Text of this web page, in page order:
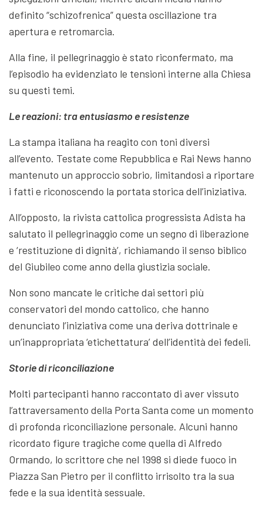
definito “schizofrenica” questa oscillazione tra
apertura e retromarcia.
Alla fine, il pellegrinaggio è stato riconfermato, ma
l’episodio ha evidenziato le tensioni interne alla Chiesa
su questi temi.
Le reazioni: tra entusiasmo e resistenze
La stampa italiana ha reagito con toni diversi
all’evento. Testate come Repubblica e Rai News hanno
mantenuto un approccio sobrio, limitandosi a riportare
i fatti e riconoscendo la portata storica dell’iniziativa.
All’opposto, la rivista cattolica progressista Adista ha
salutato il pellegrinaggio come un segno di liberazione
e ‘restituzione di dignità’, richiamando il senso biblico
del Giubileo come anno della giustizia sociale.
Non sono mancate le critiche dai settori più
conservatori del mondo cattolico, che hanno
denunciato l’iniziativa come una deriva dottrinale e
un’inappropriata ‘etichettatura’ dell’identità dei fedeli.
Storie di riconciliazione
Molti partecipanti hanno raccontato di aver vissuto
l’attraversamento della Porta Santa come un momento
di profonda riconciliazione personale. Alcuni hanno
ricordato figure tragiche come quella di Alfredo
Ormando, lo scrittore che nel 1998 si diede fuoco in
Piazza San Pietro per il conflitto irrisolto tra la sua
fede e la sua identità sessuale.